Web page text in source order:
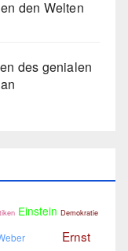
den Welten
des genialen
Einstein Demokratie
Ernst